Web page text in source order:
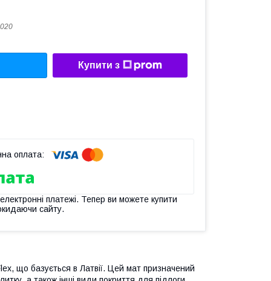
Купити з
платежі. Тепер ви можете купити
сайту.
що базується в Латвії. Цей мат призначений